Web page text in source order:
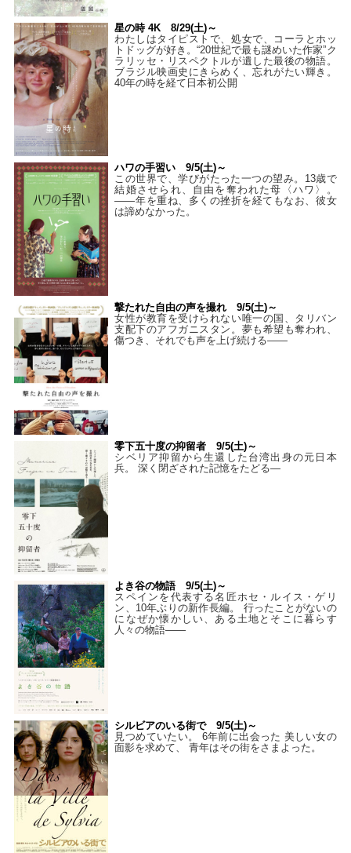
星の時 4K 8/29(土)～
わたしはタイピストで、処⼥で、コーラとホッ
トドッグが好き。“20世紀で最も謎めいた作家”ク
ラリッセ・リスペクトルが遺した最後の物語。
ブラジル映画史にきらめく、忘れがたい輝き。
40年の時を経て⽇本初公開
ハワの手習い 9/5(土)～
この世界で、学びがたった一つの望み。13歳で
結婚させられ、自由を奪われた母〈ハワ〉。
——年を重ね、多くの挫折を経てもなお、彼女
は諦めなかった。
撃たれた自由の声を撮れ 9/5(土)～
女性が教育を受けられない唯一の国、タリバン
支配下のアフガニスタン。夢も希望も奪われ、
傷つき、それでも声を上げ続ける——
零下五十度の抑留者 9/5(土)～
シベリア抑留から生還した台湾出身の元日本
兵。 深く閉ざされた記憶をたどる—
よき谷の物語 9/5(土)～
スペインを代表する名匠ホセ・ルイス・ゲリ
ン、10年ぶりの新作長編。 行ったことがないの
になぜか懐かしい、ある土地とそこに暮らす
人々の物語――
シルビアのいる街で 9/5(土)～
見つめていたい。 6年前に出会った 美しい女の
面影を求めて、 青年はその街をさまよった。